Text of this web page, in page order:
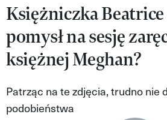
Nasze akcje
VIVA!ART
VIVA!MODA
VIVA!MAN
Księżniczka Beatrice
pomysł na sesję
księżnej Meghan?
Patrząc na te zdjęcia, trudno nie
podobieństwa